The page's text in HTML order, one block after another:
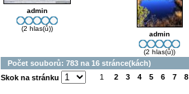
admin
(2 hlas(ů))
admin
(2 hlas(ů))
Počet souborů: 783 na 16 stránce(kách)
Skok na stránku
1 2 3 4 5 6 7 8